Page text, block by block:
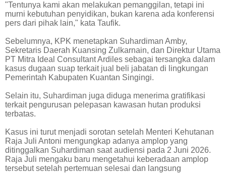
"Tentunya kami akan melakukan pemanggilan, tetapi ini
murni kebutuhan penyidikan, bukan karena ada konferensi
pers dari pihak lain," kata Taufik.
Sebelumnya, KPK menetapkan Suhardiman Amby,
Sekretaris Daerah Kuansing Zulkarnain, dan Direktur Utama
PT Mitra Ideal Consultant Ardiles sebagai tersangka dalam
kasus dugaan suap terkait jual beli jabatan di lingkungan
Pemerintah Kabupaten Kuantan Singingi.
Selain itu, Suhardiman juga diduga menerima gratifikasi
terkait pengurusan pelepasan kawasan hutan produksi
terbatas.
Kasus ini turut menjadi sorotan setelah Menteri Kehutanan
Raja Juli Antoni mengungkap adanya amplop yang
ditinggalkan Suhardiman saat audiensi pada 2 Juni 2026.
Raja Juli mengaku baru mengetahui keberadaan amplop
tersebut setelah pertemuan selesai dan langsung